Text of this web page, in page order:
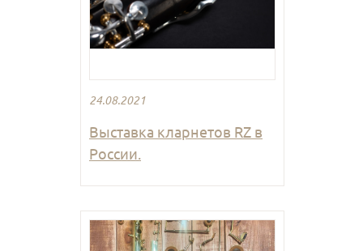
24.08.2021
Выставка кларнетов RZ в
России.